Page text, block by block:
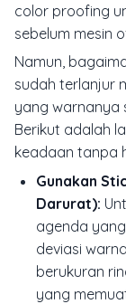
color proofing
sebelum mesin
Namun,
sudah terlanjur
yang warnanya
Berikut adalah
keadaan tanpa
Gunakan
Darurat):
agenda
deviasi
berukuran
yang